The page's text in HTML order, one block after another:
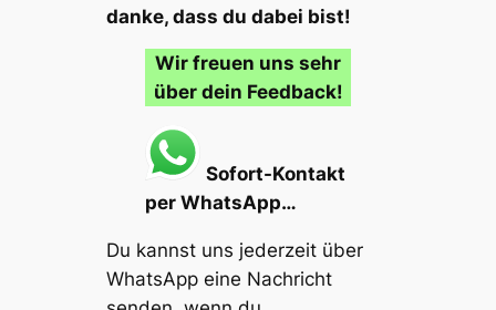
danke, dass du dabei bist!
Wir freuen uns sehr
über dein Feedback!
Sofort-Kontakt
per WhatsApp…
Du kannst uns jederzeit über
WhatsApp eine Nachricht